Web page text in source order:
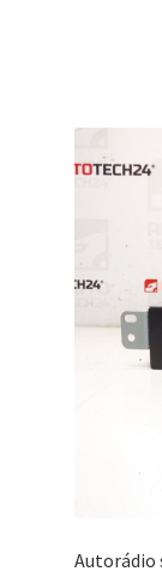
Autorádio